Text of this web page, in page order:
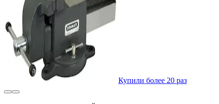
Купили более 20 раз